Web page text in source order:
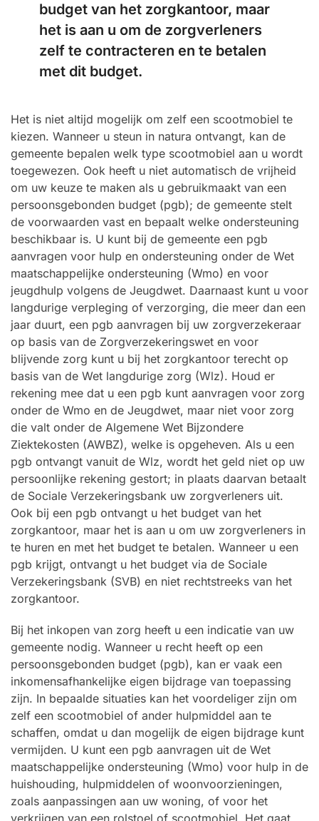
budget van het zorgkantoor, maar
het is aan u om de zorgverleners
zelf te contracteren en te betalen
met dit budget.
Het is niet altijd mogelijk om zelf een scootmobiel te
kiezen. Wanneer u steun in natura ontvangt, kan de
gemeente bepalen welk type scootmobiel aan u wordt
toegewezen. Ook heeft u niet automatisch de vrijheid
om uw keuze te maken als u gebruikmaakt van een
persoonsgebonden budget (pgb); de gemeente stelt
de voorwaarden vast en bepaalt welke ondersteuning
beschikbaar is. U kunt bij de gemeente een pgb
aanvragen voor hulp en ondersteuning onder de Wet
maatschappelijke ondersteuning (Wmo) en voor
jeugdhulp volgens de Jeugdwet. Daarnaast kunt u voor
langdurige verpleging of verzorging, die meer dan een
jaar duurt, een pgb aanvragen bij uw zorgverzekeraar
op basis van de Zorgverzekeringswet en voor
blijvende zorg kunt u bij het zorgkantoor terecht op
basis van de Wet langdurige zorg (Wlz). Houd er
rekening mee dat u een pgb kunt aanvragen voor zorg
onder de Wmo en de Jeugdwet, maar niet voor zorg
die valt onder de Algemene Wet Bijzondere
Ziektekosten (AWBZ), welke is opgeheven. Als u een
pgb ontvangt vanuit de Wlz, wordt het geld niet op uw
persoonlijke rekening gestort; in plaats daarvan betaalt
de Sociale Verzekeringsbank uw zorgverleners uit.
Ook bij een pgb ontvangt u het budget van het
zorgkantoor, maar het is aan u om uw zorgverleners in
te huren en met het budget te betalen. Wanneer u een
pgb krijgt, ontvangt u het budget via de Sociale
Verzekeringsbank (SVB) en niet rechtstreeks van het
zorgkantoor.
Bij het inkopen van zorg heeft u een indicatie van uw
gemeente nodig. Wanneer u recht heeft op een
persoonsgebonden budget (pgb), kan er vaak een
inkomensafhankelijke eigen bijdrage van toepassing
zijn. In bepaalde situaties kan het voordeliger zijn om
zelf een scootmobiel of ander hulpmiddel aan te
schaffen, omdat u dan mogelijk de eigen bijdrage kunt
vermijden. U kunt een pgb aanvragen uit de Wet
maatschappelijke ondersteuning (Wmo) voor hulp in de
huishouding, hulpmiddelen of woonvoorzieningen,
zoals aanpassingen aan uw woning, of voor het
verkrijgen van een rolstoel of scootmobiel. Het gaat